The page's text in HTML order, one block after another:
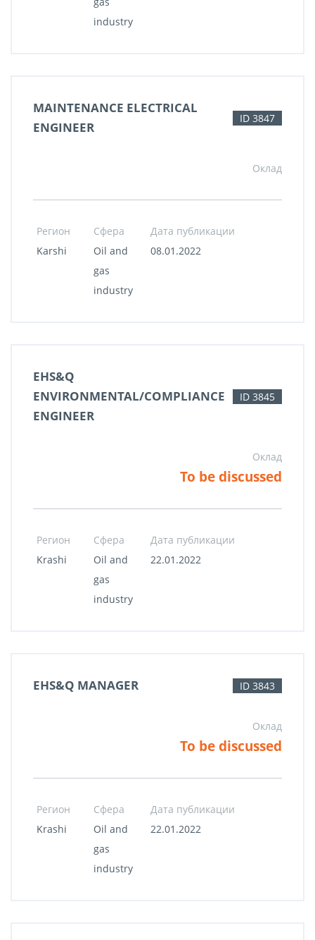
industry
MAINTENANCE ELECTRICAL
ENGINEER
ID 3847
Оклад
Регион Сфера
Дата публикации
Karshi
Oil and
gas
industry
08.01.2022
EHS&Q
ENVIRONMENTAL/COMPLIANCE
ENGINEER
ID 3845
Оклад
To be discussed
Регион Сфера
Дата публикации
Krashi
Oil and
gas
industry
22.01.2022
EHS&Q MANAGER ID 3843
Оклад
To be discussed
Регион Сфера
Дата публикации
Krashi
Oil and
gas
industry
22.01.2022